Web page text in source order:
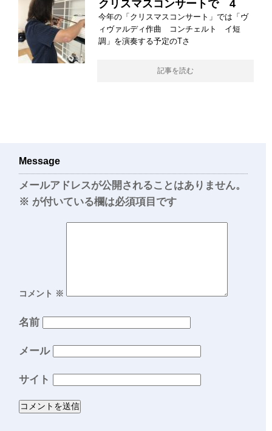
クリスマスコンサートで 4
今年の「クリスマスコンサート」では「ヴ
ィヴァルディ作曲 コンチェルト イ短
調」を演奏する予定のTさ
記事を読む
Message
メールアドレスが公開されることはありません。
※ が付いている欄は必須項目です
コメント ※
名前
メール
サイト